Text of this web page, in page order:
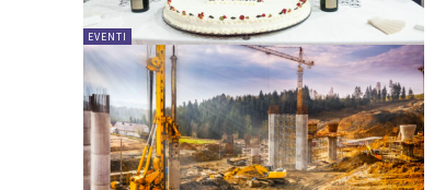
EVENTI